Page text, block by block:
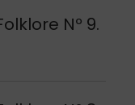
Nº 9.